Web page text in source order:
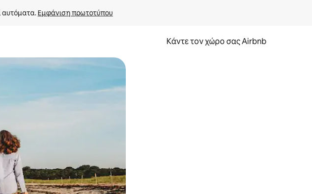
αυτόματα. Εμφάνιση πρωτοτύπου
Κάντε τον χώρο σας Airbnb